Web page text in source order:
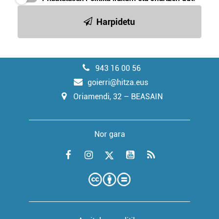
Harpidetu
943 16 00 56
goierri@hitza.eus
Oriamendi, 32 – BEASAIN
Nor gara